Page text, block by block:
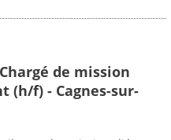
de mission
(h/f) - Cagnes-sur-